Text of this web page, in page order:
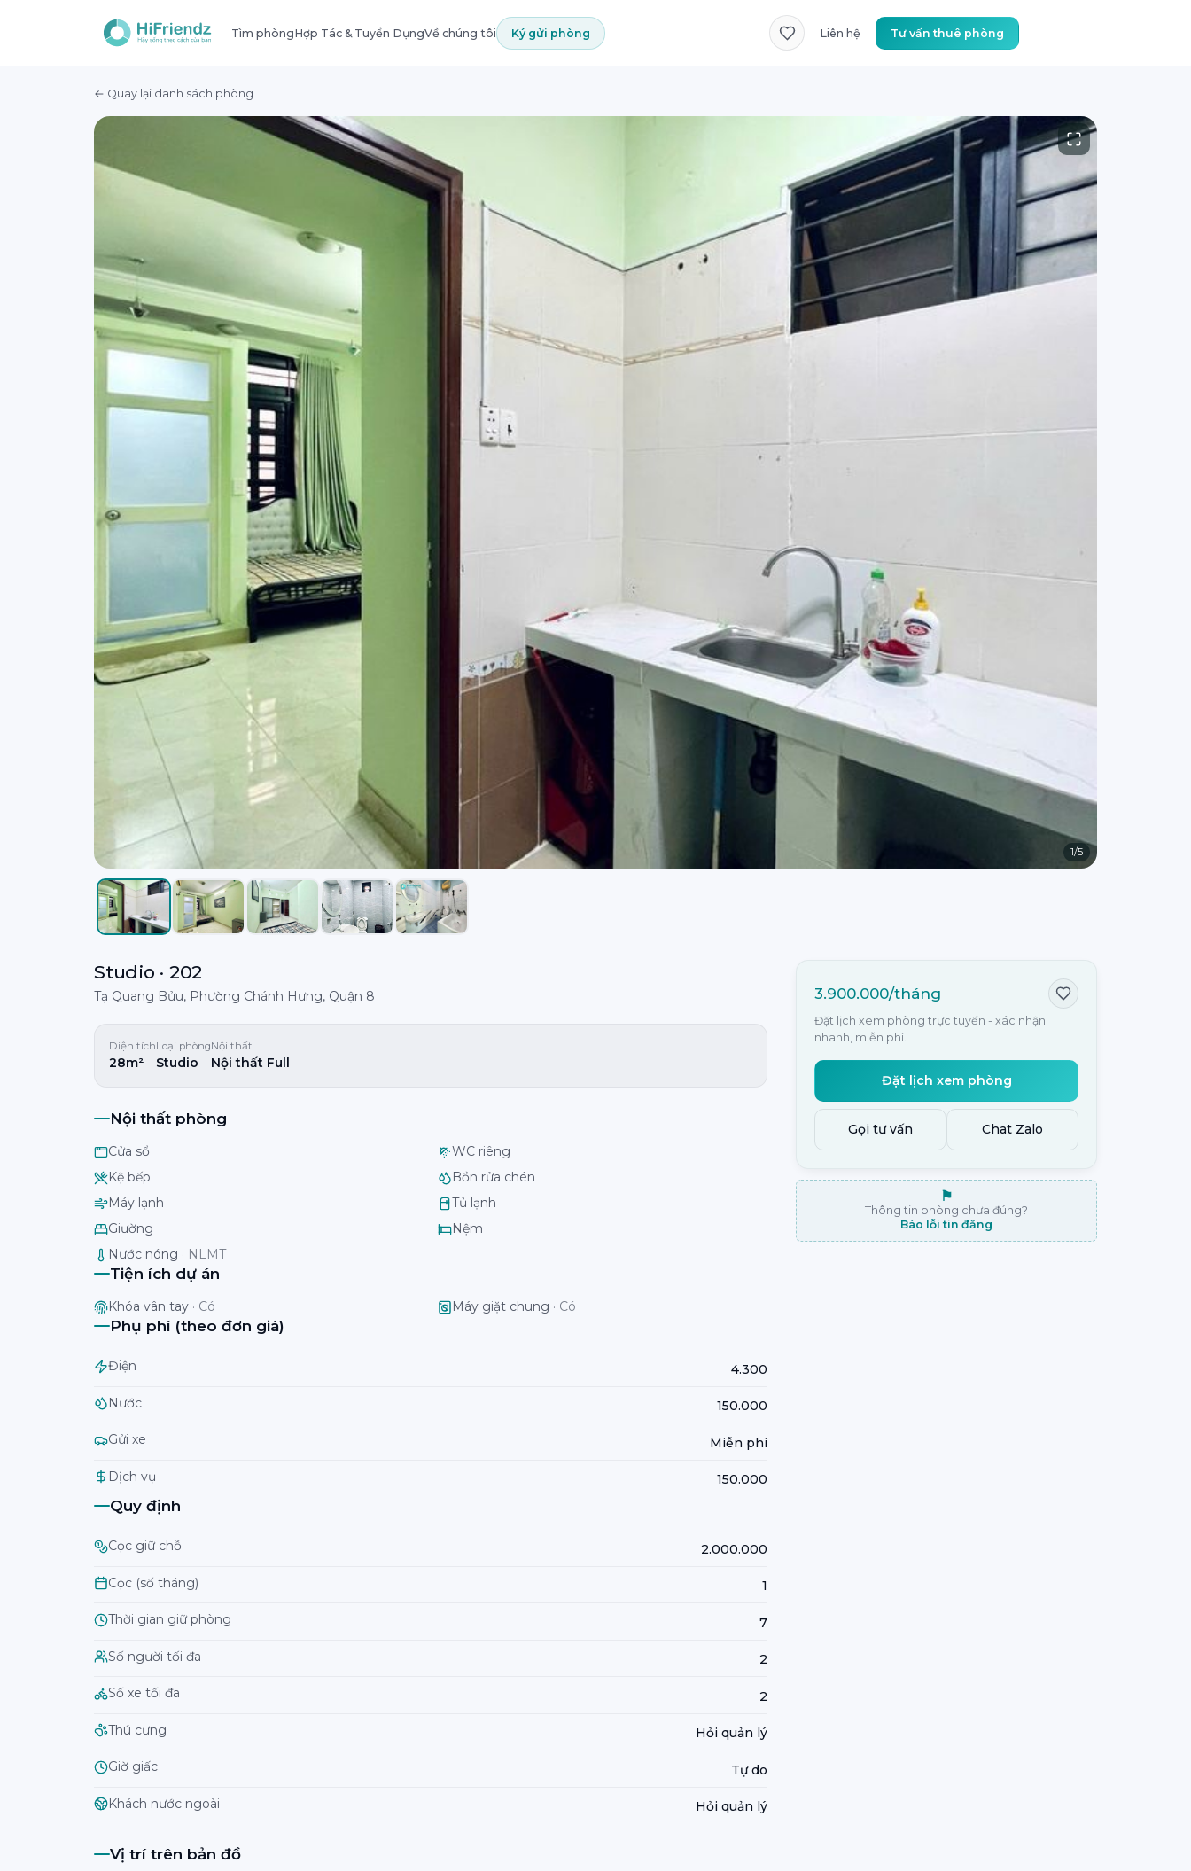
Tìm phòngHợp Tác & Tuyển DụngVề chúng tôi Ký gửi phòng Liên hệ Tư vấn thuê phòng
← Quay lại danh sách phòng
1/5
Studio · 202
Tạ Quang Bửu, Phường Chánh Hưng, Quận 8
Diện tích
28m²
Loại phòng
Studio
Nội thất
Nội thất Full
Nội thất phòng
Cửa sổ
WC riêng
Kệ bếp
Bồn rửa chén
Máy lạnh
Tủ lạnh
Giường
Nệm
Nước nóng · NLMT
Tiện ích dự án
Khóa vân tay · Có Máy giặt chung · Có
Phụ phí (theo đơn giá)
Điện 4.300
Nước 150.000
Gửi xe Miễn phí
Dịch vụ 150.000
Quy định
Cọc giữ chỗ 2.000.000
Cọc (số tháng) 1
Thời gian giữ phòng 7
Số người tối đa 2
Số xe tối đa 2
Thú cưng Hỏi quản lý
Giờ giấc Tự do
Khách nước ngoài Hỏi quản lý
Vị trí trên bản đồ
3.900.000/tháng
Đặt lịch xem phòng trực tuyến - xác nhận
nhanh, miễn phí.
Đặt lịch xem phòng
Gọi tư vấn Chat Zalo
⚑
Thông tin phòng chưa đúng?
Báo lỗi tin đăng